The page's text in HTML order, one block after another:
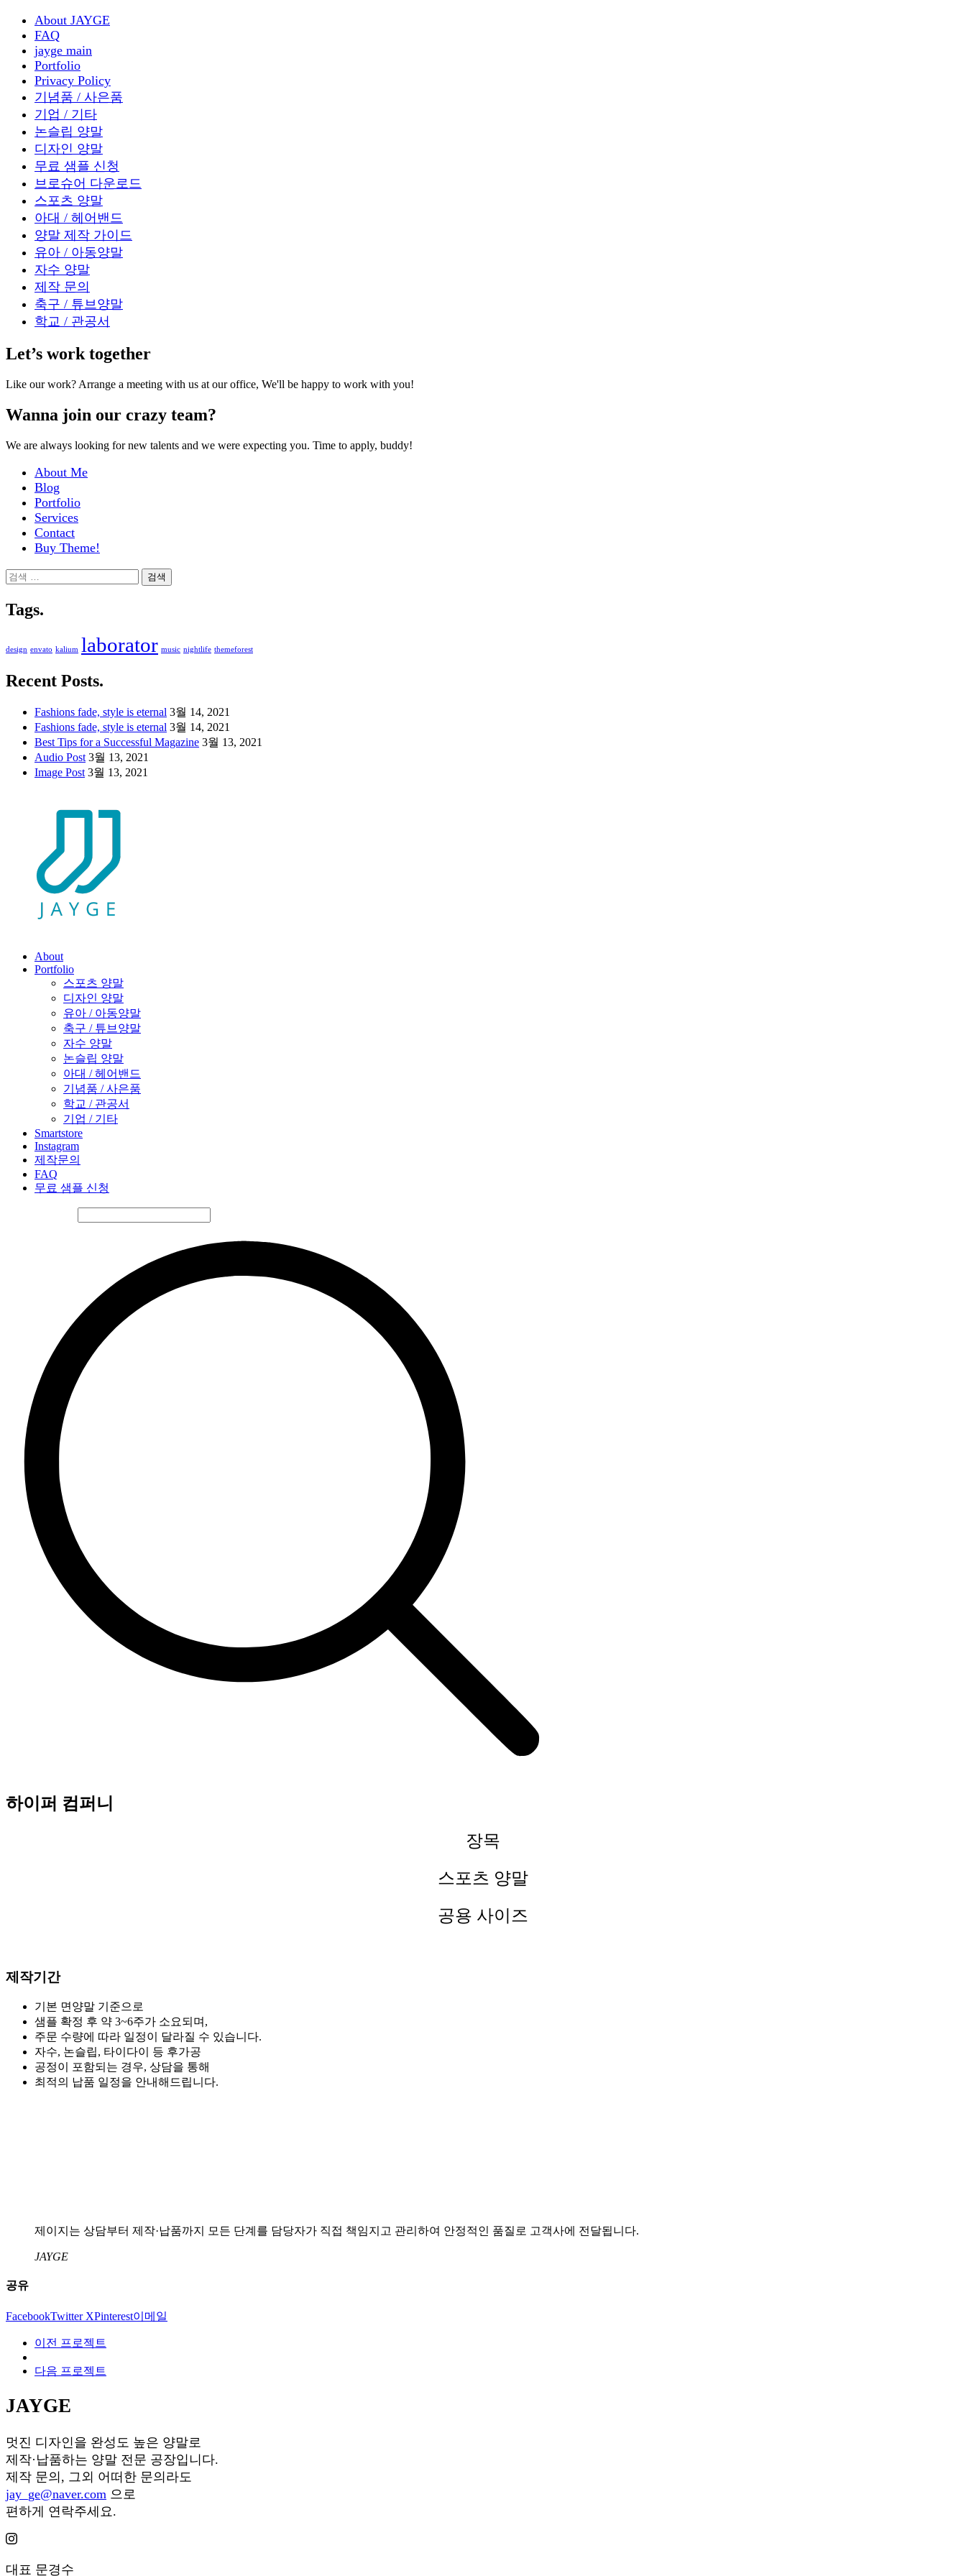
About JAYGE
FAQ
jayge main
Portfolio
Privacy Policy
기념품 / 사은품
기업 / 기타
논슬립 양말
디자인 양말
무료 샘플 신청
브로슈어 다운로드
스포츠 양말
아대 / 헤어밴드
양말 제작 가이드
유아 / 아동양말
자수 양말
제작 문의
축구 / 튜브양말
학교 / 관공서
Let’s work together
Like our work? Arrange a meeting with us at our office, We'll be happy to work with you!
Wanna join our crazy team?
We are always looking for new talents and we were expecting you. Time to apply, buddy!
About Me
Blog
Portfolio
Services
Contact
Buy Theme!
검
Tags.
design envato kalium laborator music nightlife themeforest
Recent Posts.
Fashions fade, style is eternal 3월 14, 2021
Fashions fade, style is eternal 3월 14, 2021
Best Tips for a Successful Magazine 3월 13, 2021
Audio Post 3월 13, 2021
Image Post 3월 13, 2021
About
Portfolio
스포츠 양말
디자인 양말
유아 / 아동양말
축구 / 튜브양말
자수 양말
논슬립 양말
아대 / 헤어밴드
기념품 / 사은품
학교 / 관공서
기업 / 기타
Smartstore
Instagram
제작문의
FAQ
무료 샘플 신청
하이퍼 컴퍼니
장목
스포츠 양말
공용 사이즈
제작기간
기본 면양말 기준으로
샘플 확정 후 약 3~6주가 소요되며,
주문 수량에 따라 일정이 달라질 수 있습니다.
자수, 논슬립, 타이다이 등 후가공
공정이 포함되는 경우, 상담을 통해
최적의 납품 일정을 안내해드립니다.
제이지는 상담부터 제작·납품까지 모든 단계를 담당자가 직접 책임지고 관리하여 안정적인 품질로 고객사에 전달됩니다.
JAYGE
공유
FacebookTwitter XPinterest이메일
이전 프로젝트
다음 프로젝트
JAYGE
멋진 디자인을 완성도 높은 양말로
제작·납품하는 양말 전문 공장입니다.
제작 문의, 그외 어떠한 문의라도
jay_ge@naver.com 으로
편하게 연락주세요.
대표 문경수